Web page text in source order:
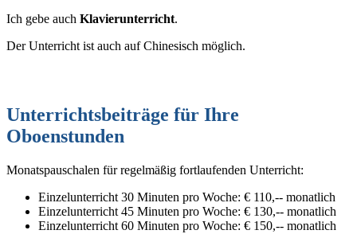
Ich gebe auch Klavierunterricht.
Der Unterricht ist auch auf Chinesisch möglich.
Unterrichtsbeiträge für Ihre
Oboenstunden
Monatspauschalen für regelmäßig fortlaufenden Unterricht:
Einzelunterricht 30 Minuten pro Woche: € 110,-- monatlich
Einzelunterricht 45 Minuten pro Woche: € 130,-- monatlich
Einzelunterricht 60 Minuten pro Woche: € 150,-- monatlich